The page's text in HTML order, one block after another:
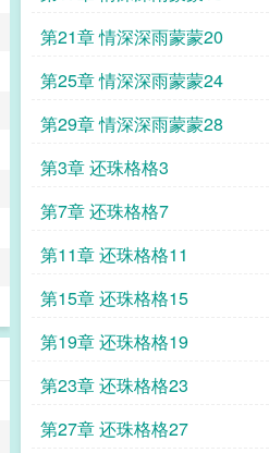
第21章 情深深雨蒙蒙20
第25章 情深深雨蒙蒙24
第29章 情深深雨蒙蒙28
第3章 还珠格格3
第7章 还珠格格7
第11章 还珠格格11
第15章 还珠格格15
第19章 还珠格格19
第23章 还珠格格23
第27章 还珠格格27